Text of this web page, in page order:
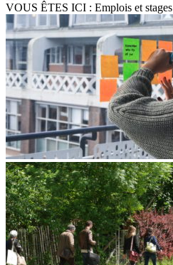
VOUS ÊTES ICI : Emplois et stages